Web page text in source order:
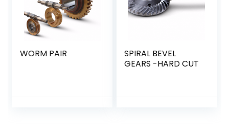
WORM PAIR
SPIRAL BEVEL
GEARS -HARD CUT